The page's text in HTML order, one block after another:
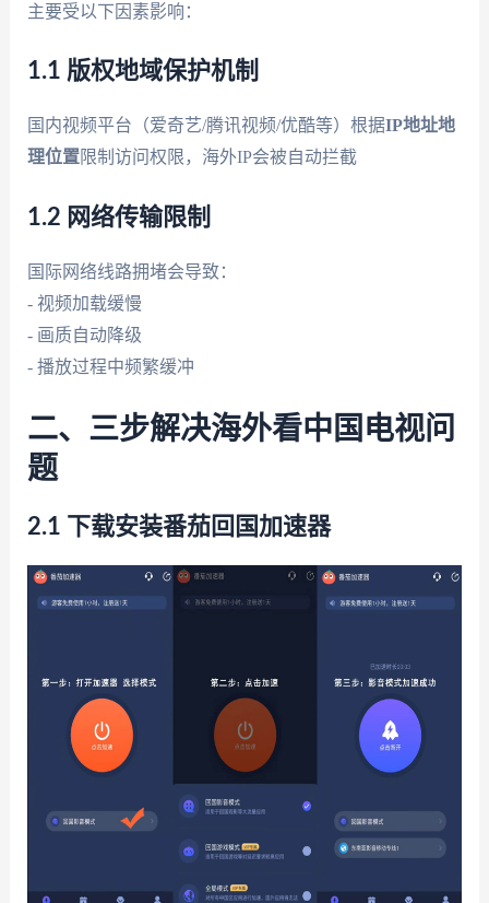
主要受以下因素影响：
1.1 版权地域保护机制
国内视频平台（爱奇艺/腾讯视频/优酷等）根据IP地址地
理位置限制访问权限，海外IP会被自动拦截
1.2 网络传输限制
国际网络线路拥堵会导致：
- 视频加载缓慢
- 画质自动降级
- 播放过程中频繁缓冲
二、三步解决海外看中国电视问
题
2.1 下载安装番茄回国加速器